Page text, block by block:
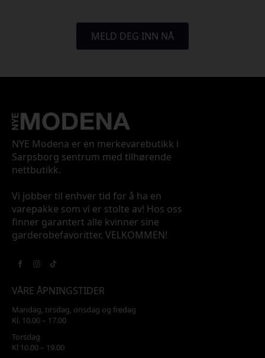
MELD DEG INN NÅ
NYE Modena er en merkevarebutikk i
Sarpsborg sentrum med tilhørende
nettbutikk.
Vi jobber til enhver tid for å ha en
varepakke som vi er stolte av! Hos oss
finner garantert alle kvinner sine
garderobefavoritter. VELKOMMEN!
VÅRE ÅPNINGSTIDER
Mandag, tirsdag, onsdag og fredag
Kl. 10.00 – 17.00
Torsdag
Kl 10.00 – 19.00